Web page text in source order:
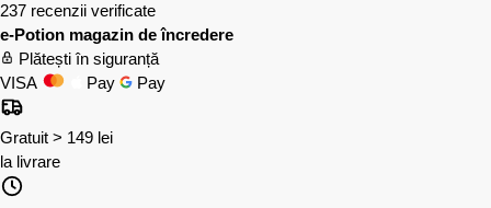
237 recenzii verificate
e-Potion magazin de încredere
Plătești în siguranță
VISA
Pay Pay
Gratuit > 149 lei
la livrare